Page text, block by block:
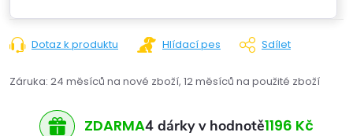
Dotaz k produktu Hlídací pes Sdílet
Záruka: 24 měsíců na nové zboží, 12 měsíců na použité zboží
ZDARMA4 dárky v hodnotě1196 Kč